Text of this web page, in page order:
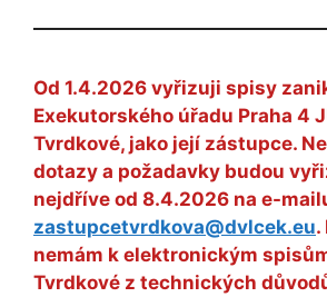
Od 1.4.2026 vyřizuji spisy
Exekutorského úřadu Praha 4
Tvrdkové, jako její zástupce.
dotazy a požadavky budou
nejdříve od 8.4.2026 na e-
zastupcetvrdkova@dvlcek.eu.
nemám k elektronickým
Tvrdkové z technických